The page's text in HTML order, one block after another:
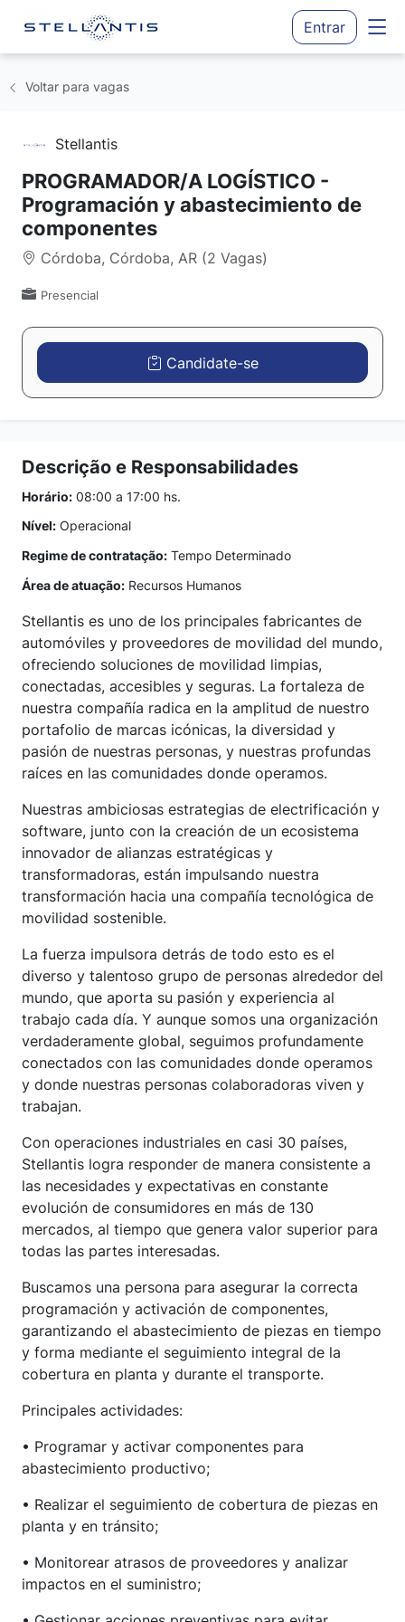
Entrar
Voltar para vagas
Stellantis
PROGRAMADOR/A LOGÍSTICO -
Programación y abastecimiento de
componentes
Córdoba, Córdoba, AR (2 Vagas)
Presencial
Candidate-se
Descrição e Responsabilidades
Horário: 08:00 a 17:00 hs.
Nível: Operacional
Regime de contratação: Tempo Determinado
Área de atuação: Recursos Humanos
Stellantis es uno de los principales fabricantes de
automóviles y proveedores de movilidad del mundo,
ofreciendo soluciones de movilidad limpias,
conectadas, accesibles y seguras. La fortaleza de
nuestra compañía radica en la amplitud de nuestro
portafolio de marcas icónicas, la diversidad y
pasión de nuestras personas, y nuestras profundas
raíces en las comunidades donde operamos.
Nuestras ambiciosas estrategias de electrificación y
software, junto con la creación de un ecosistema
innovador de alianzas estratégicas y
transformadoras, están impulsando nuestra
transformación hacia una compañía tecnológica de
movilidad sostenible.
La fuerza impulsora detrás de todo esto es el
diverso y talentoso grupo de personas alrededor del
mundo, que aporta su pasión y experiencia al
trabajo cada día. Y aunque somos una organización
verdaderamente global, seguimos profundamente
conectados con las comunidades donde operamos
y donde nuestras personas colaboradoras viven y
trabajan.
Con operaciones industriales en casi 30 países,
Stellantis logra responder de manera consistente a
las necesidades y expectativas en constante
evolución de consumidores en más de 130
mercados, al tiempo que genera valor superior para
todas las partes interesadas.
Buscamos una persona para asegurar la correcta
programación y activación de componentes,
garantizando el abastecimiento de piezas en tiempo
y forma mediante el seguimiento integral de la
cobertura en planta y durante el transporte.
Principales actividades:
• Programar y activar componentes para
abastecimiento productivo;
• Realizar el seguimiento de cobertura de piezas en
planta y en tránsito;
• Monitorear atrasos de proveedores y analizar
impactos en el suministro;